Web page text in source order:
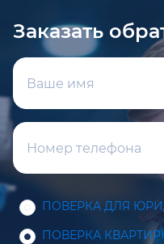
Заказать
ПОВЕРКА ДЛЯ
ПОВЕРКА